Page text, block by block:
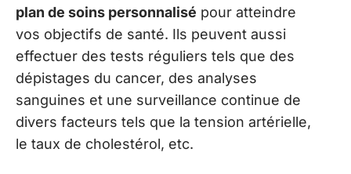
plan de soins personnalisé pour atteindre
vos objectifs de santé. Ils peuvent aussi
effectuer des tests réguliers tels que des
dépistages du cancer, des analyses
sanguines et une surveillance continue de
divers facteurs tels que la tension artérielle,
le taux de cholestérol, etc.